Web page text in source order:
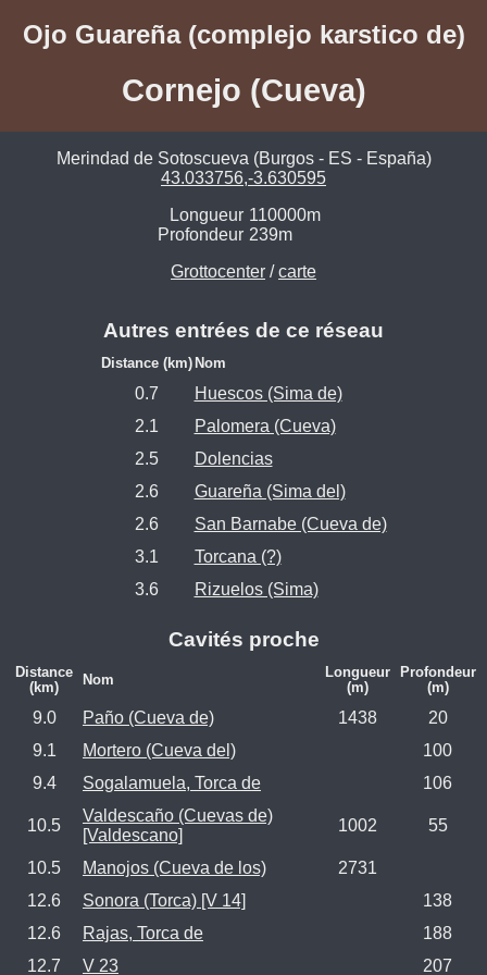
Ojo Guareña (complejo karstico de)
Cornejo (Cueva)
Merindad de Sotoscueva (Burgos - ES - España)
43.033756,-3.630595
Longueur 110000m
Profondeur 239m
Grottocenter /carte
Autres entrées de ce réseau
Distance (km) Nom
0.7
Huescos (Sima de)
2.1
Palomera (Cueva)
2.5
Dolencias
2.6
Guareña (Sima del)
2.6
San Barnabe (Cueva de)
3.1
Torcana (?)
3.6
Rizuelos (Sima)
Cavités proche
Distance
(km)
Nom
Longueur
(m)
Profondeur
(m)
9.0 Paño (Cueva de) 1438
20
9.1
Mortero (Cueva del)
100
9.4
Sogalamuela, Torca de 106
10.5
Valdescaño (Cuevas de)
[Valdescano]
1002 55
10.5 Manojos (Cueva de los)
2731
12.6
Sonora (Torca) [V 14]
138
12.6
Rajas, Torca de
188
12.7
V 23 207